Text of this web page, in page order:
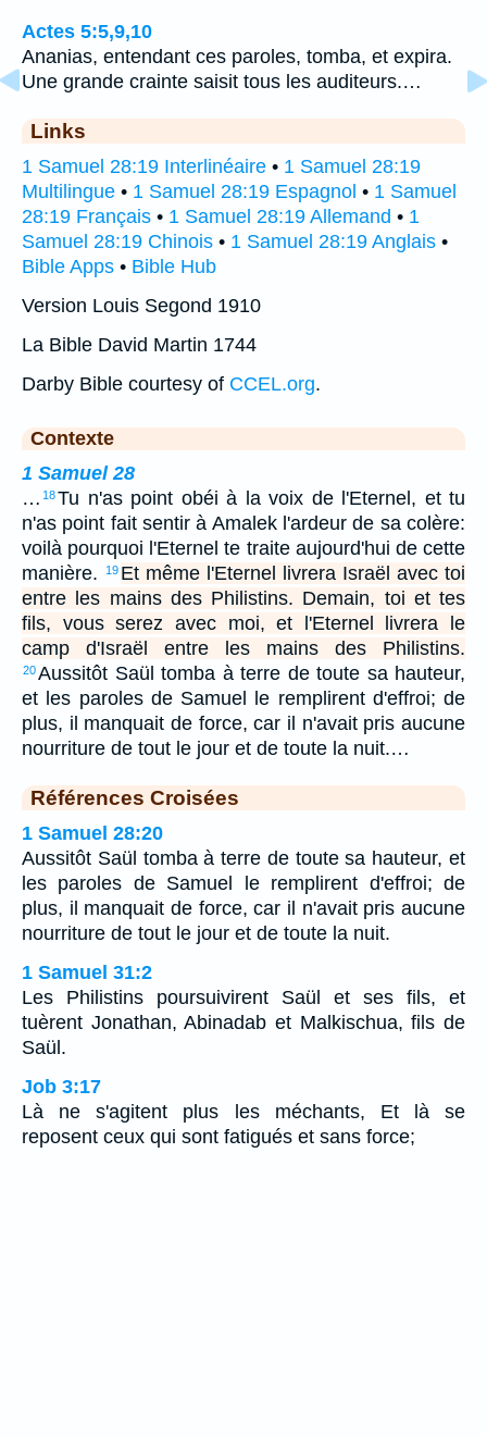
Actes 5:5,9,10
Ananias, entendant ces paroles, tomba, et expira.
Une grande crainte saisit tous les auditeurs.…
Links
1 Samuel 28:19 Interlinéaire • 1 Samuel 28:19
Multilingue • 1 Samuel 28:19 Espagnol • 1 Samuel
28:19 Français • 1 Samuel 28:19 Allemand • 1
Samuel 28:19 Chinois • 1 Samuel 28:19 Anglais •
Bible Apps • Bible Hub
Version Louis Segond 1910
La Bible David Martin 1744
Darby Bible courtesy of CCEL.org.
Contexte
1 Samuel 28
… 18Tu n'as point obéi à la voix de l'Eternel, et tu
n'as point fait sentir à Amalek l'ardeur de sa colère:
voilà pourquoi l'Eternel te traite aujourd'hui de cette
manière.
19 Et même l'Eternel livrera Israël avec toi
entre les mains des Philistins. Demain, toi et tes
fils, vous serez avec moi, et l'Eternel livrera le
camp d'Israël entre les mains des Philistins.
20Aussitôt Saül tomba à terre de toute sa hauteur,
et les paroles de Samuel le remplirent d'effroi; de
plus, il manquait de force, car il n'avait pris aucune
nourriture de tout le jour et de toute la nuit.…
Références Croisées
1 Samuel 28:20
Aussitôt Saül tomba à terre de toute sa hauteur, et
les paroles de Samuel le remplirent d'effroi; de
plus, il manquait de force, car il n'avait pris aucune
nourriture de tout le jour et de toute la nuit.
1 Samuel 31:2
Les Philistins poursuivirent Saül et ses fils, et
tuèrent Jonathan, Abinadab et Malkischua, fils de
Saül.
Job 3:17
Là ne s'agitent plus les méchants, Et là se
reposent ceux qui sont fatigués et sans force;